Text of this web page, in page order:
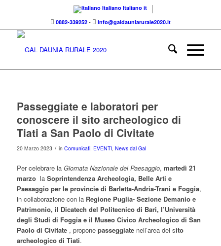
Italiano Italiano it
0882-339252- info@galdauniarurale2020.it
Passeggiate e laboratori per
conoscere il sito archeologico di
Tiati a San Paolo di Civitate
20 Marzo 2023 / in Comunicati, EVENTI, News dal Gal
Per celebrare la Giornata Nazionale del Paesaggio, martedì 21
marzola Soprintendenza Archeologia, Belle Arti e
Paesaggio per le provincie di Barletta-Andria-Trani e Foggia,
in collaborazione con la Regione Puglia- Sezione Demanio e
Patrimonio, il Dicatech del Politecnico di Bari, l’Università
degli Studi di Foggia e il Museo Civico Archeologico di San
Paolo di Civitate, propone passeggiatenell’area del sito
archeologico di Tiati.